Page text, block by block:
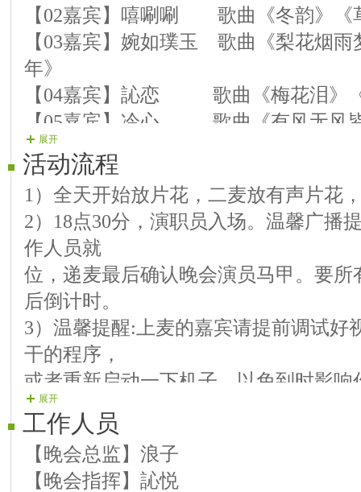
【02嘉宾】嘻唰唰 歌曲《冬韵》《
【03嘉宾】婉如璞玉 歌曲《梨花烟雨
年》
【04嘉宾】訫恋 歌曲《梅花泪》
【05嘉宾】冷心 歌曲《有风无风
【06嘉宾】墨涵 歌曲《冬恋》《
【07嘉宾】魔鬼 歌曲《等你在草原
【08嘉宾】冷玥 朗诵《梅花傲雪
【09嘉宾】善美 歌曲《梅花深处是
【10嘉宾】艺苑 歌曲《红梅赞》《
【11嘉宾】兰心 歌曲《轻轻地告诉
【12嘉宾】文霞 歌曲《 听心》《
【结束舞】玥儿 舞蹈《踏雪寻梅
展开
活动流程
1）全天开始放片花，二麦放有声片花
2）18点30分，演职员入场。温馨广播
作人员就
位，递麦最后确认晚会演员马甲。要
后倒计时。
3）温馨提醒:上麦的嘉宾请提前调试好
干的程序，
或者重新启动一下机子，以免到时影响
4）20.00主持人开场
5）正式演出
6）主持人晚会结束
展开
工作人员
【晚会总监】浪子
【晚会指挥】訫悦